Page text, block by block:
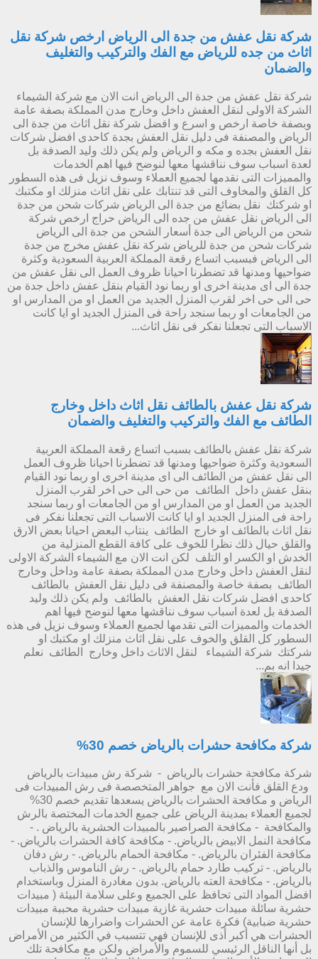
شركة نقل عفش من جدة الى الرياض ارخص شركة نقل
اثاث من جده للرياض مع الفك والتركيب والتغليف
والضمان
شركة نقل عفش من جدة الى الرياض انت الان مع شركة الشيماء
الشركة الاولى لنقل العفش داخل وخارج مدن المملكة بصفة عامة
وبصفة خاصة ارخص و اسرع و افضل شركة نقل اثاث من جدة الى
الرياض والمصنفة فى دليل نقل العفش بجدة كاحدى افضل شركات
نقل العفش بجده و مكه و الرياض ولم يكن ذلك وليد الصدفة بل
لعدة اسباب سوف نناقشها معها لنوضح فيها اهم الخدمات
والمميزات التى نقدمها لجميع العملاء وسوف نزيل فى هذه السطور
كل القلق والمخاوف التى قد تنتابك على نقل اثاث منزلك او مكتبك
او شركتك نقل بضائع من جدة الى الرياض شركات شحن من جدة
الى الرياض نقل عفش من جده الى الرياض حراج ارخص شركة
شحن من الرياض الى جدة أسعار الشحن من جدة الى الرياض
شركات شحن من جدة للرياض شركة نقل عفش مخرج من جدة
الى الرياض فبسبب اتساع رقعة المملكة العربية السعودية وكثرة
ضواحيها ومدنها قد تضطرنا احيانا ظروف العمل الى نقل عفش من
جدة الى اى مدينة اخرى او ربما نود القيام بنقل عفش داخل جدة من
حى الى حى اخر لقرب المنزل الجديد من العمل او من المدارس او
من الجامعات او ربما سنجد راحة فى المنزل الجديد او ايا كانت
الاسباب التى تجعلنا نفكر فى نقل اثاث...
شركة نقل عفش بالطائف نقل اثاث داخل وخارج
الطائف مع الفك والتركيب والتغليف والضمان
شركة نقل عفش بالطائف بسبب اتساع رقعة المملكة العربية
السعودية وكثرة ضواحيها ومدنها قد تضطرنا احيانا ظروف العمل
الى نقل عفش من الطائف الى اى مدينة اخرى او ربما نود القيام
بنقل عفش داخل الطائف من حى الى حى اخر لقرب المنزل
الجديد من العمل او من المدارس او من الجامعات او ربما سنجد
راحة فى المنزل الجديد او ايا كانت الاسباب التى تجعلنا نفكر فى
نقل اثاث بالطائف او خارج الطائف ينتاب البعض احيانا بعض الارق
والقلق حيال ذلك نظرا للخوف على كافة القطع المنزلية من
الخدش او الكسر او التلف لكن انت الان مع الشيماء الشركة الاولى
لنقل العفش داخل وخارج مدن المملكة بصفة عامة وداخل وخارج
الطائف بصفة خاصة والمصنفة فى دليل نقل العفش بالطائف
كاحدى افضل شركات نقل العفش بالطائف ولم يكن ذلك وليد
الصدفة بل لعدة اسباب سوف نناقشها معها لنوضح فيها اهم
الخدمات والمميزات التى نقدمها لجميع العملاء وسوف نزيل فى هذه
السطور كل القلق والخوف على نقل اثاث منزلك او مكتبك او
شركتك شركة الشيماء لنقل الاثاث داخل وخارج الطائف نعلم
جيدا انه بم...
شركة مكافحة حشرات بالرياض خصم 30%
شركة مكافحة حشرات بالرياض - شركة رش مبيدات بالرياض
ودع القلق فأنت الان مع جواهر المتخصصة فى رش المبيدات فى
الرياض و مكافحة الحشرات بالرياض يسعدها تقديم خصم 30%
لجميع العملاء بمدينة الرياض على جميع الخدمات المختصة بالرش
والمكافحة - مكافحة الصراصير بالمبيدات الحشرية بالرياض . -
مكافحة النمل الابيض بالرياض. - مكافحة كافة الحشرات بالرياض. -
مكافحة الفئران بالرياض. - مكافحة الحمام بالرياض. - رش دفان
بالرياض. - تركيب طارد حمام بالرياض. - رش الناموس والذباب
بالرياض. - مكافحة العته بالرياض. بدون مغادرة المنزل وباستخدام
افضل المواد التى تحافظ على الجميع وعلى سلامة البيئة ( مبيدات
حشرية سائلة مبيدات حشرية غازية مبيدات حشرية محببة مبيدات
حشرية ضبابية) فكرة عامة عن الحشرات واضرارها للإنسان
الحشرات هي أكبر أذى للإنسان فهي تتسبب في الكثير من الأمراض
بل أنها الناقل الرئيسي للسموم والأمراض ولكن مع مكافحة تلك